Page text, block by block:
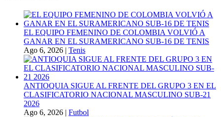
EL EQUIPO FEMENINO DE COLOMBIA VOLVIÓ A
GANAR EN EL SURAMERICANO SUB-16 DE TENIS
Ago 6, 2026 | Tenis
ANTIOQUIA SIGUE AL FRENTE DEL GRUPO 3 EN EL
CLASIFICATORIO NACIONAL MASCULINO SUB-21
2026
Ago 6, 2026 | Futbol